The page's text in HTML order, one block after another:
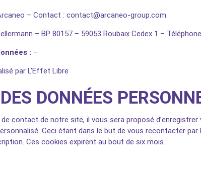
– Contact : contact@arcaneo-group.com.
– BP 80157 – 59053 Roubaix Cedex 1 –
: –
par L’Effet Libre
DONNÉES
contact de notre site, il vous sera proposé
Ceci étant dans le but de vous recontacter par
Ces cookies expirent au bout de six mois.